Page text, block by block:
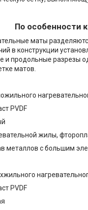
По особенности
маты
в конструкции
и продольные разрезы
матов.
PVDF
жилы,
металлов с большим
PVDF